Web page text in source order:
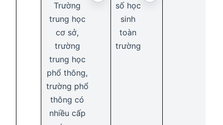
Trường
trung học
cơ sở,
trường
trung học
phổ thông,
trường phổ
thông có
nhiều cấp
số học
sinh
toàn
trường